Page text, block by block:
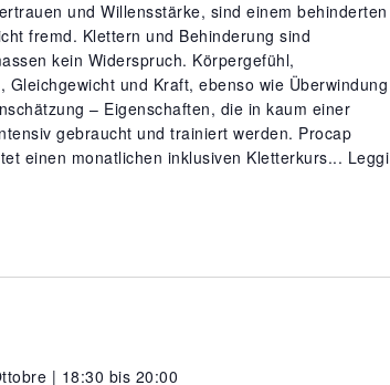
und Willensstärke, sind einem behinderten
fremd. Klettern und Behinderung sind
kein Widerspruch. Körpergefühl,
Gleichgewicht und Kraft, ebenso wie Überwindung
– Eigenschaften, die in kaum einer
gebraucht und trainiert werden. Procap
einen monatlichen inklusiven Kletterkurs... Leggi
| 18:30 bis 20:00